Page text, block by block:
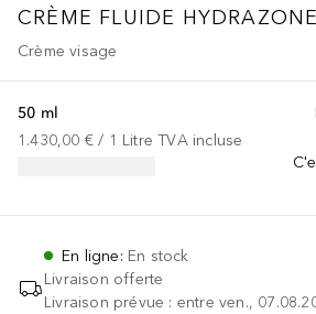
CRÈME FLUIDE HYDRAZONE
Crème visage
50 ml
1.430,00 € / 1 Litre TVA incluse
En ligne: En stock
Livraison offerte
Livraison prévue : entre ven.,